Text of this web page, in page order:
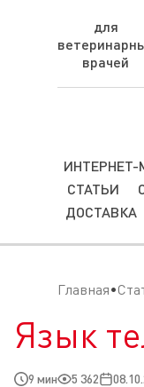
для
врачей
ИНТЕРНЕТ-
СТАТЬИ
ДОСТАВКА
Главная
Язык
9 мин 5 362